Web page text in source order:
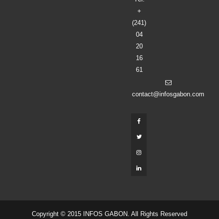
+
(241)
04
20
16
61
contact@infosgabon.com
Copyright © 2015 INFOS GABON. All Rights Reserved